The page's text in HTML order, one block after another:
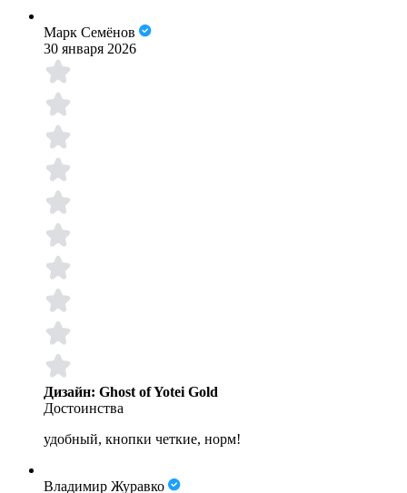
Марк Семёнов
30 января 2026
Дизайн: Ghost of Yotei Gold
Достоинства
удобный, кнопки четкие, норм!
Владимир Журавко